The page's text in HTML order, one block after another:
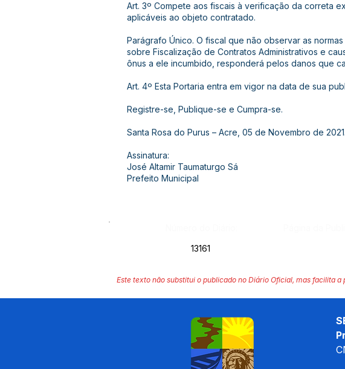
Art. 3º Compete aos fiscais à verificação da correta
aplicáveis ao objeto contratado.
Parágrafo Único. O fiscal que não observar as
sobre Fiscalização de Contratos Administrativos e
ônus a ele incumbido, responderá pelos danos que
Art. 4º Esta Portaria entra em vigor na data de sua
Registre-se, Publique-se e Cumpra-se.
Santa Rosa do Purus – Acre, 05 de Novembro de 2021.
Assinatura:
José Altamir Taumaturgo Sá
Prefeito Municipal
13161
Este texto não substitui o publicado no Diário Oficial, mas facilita